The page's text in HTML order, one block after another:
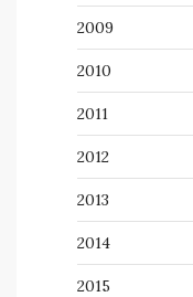
2009
2010
2011
2012
2013
2014
2015